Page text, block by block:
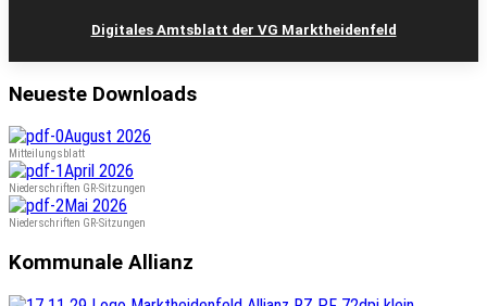
Digitales Amtsblatt der VG Marktheidenfeld
Neueste Downloads
August 2026
Mitteilungsblatt
April 2026
Niederschriften GR-Sitzungen
Mai 2026
Niederschriften GR-Sitzungen
Kommunale Allianz